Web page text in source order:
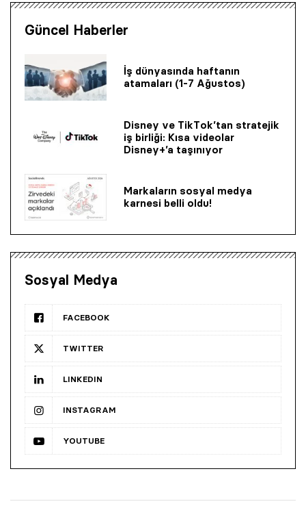
Güncel Haberler
İş dünyasında haftanın
atamaları (1-7 Ağustos)
Disney ve TikTok’tan stratejik
iş birliği: Kısa videolar
Disney+’a taşınıyor
Markaların sosyal medya
karnesi belli oldu!
Sosyal Medya
FACEBOOK
TWITTER
LINKEDIN
INSTAGRAM
YOUTUBE